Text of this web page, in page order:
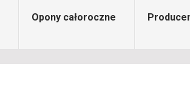
Opony całoroczne